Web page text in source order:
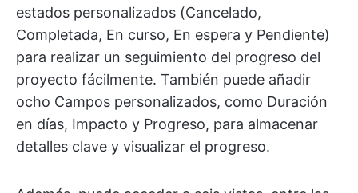
estados personalizados (Cancelado,
Completada, En curso, En espera y Pendiente)
para realizar un seguimiento del progreso del
proyecto fácilmente. También puede añadir
ocho Campos personalizados, como Duración
en días, Impacto y Progreso, para almacenar
detalles clave y visualizar el progreso.